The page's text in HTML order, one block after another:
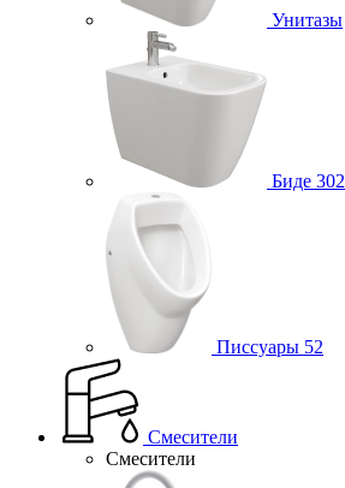
Унитазы
Биде 302
Писсуары 52
Смесители
Смесители